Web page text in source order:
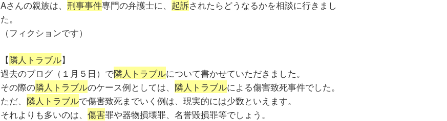
Aさんの親族は、 刑事事件専門の弁護士に、 起訴されたらどうなるかを相談に行きまし
た。
（フィクションです）
【隣人トラブル】
過去のブログ（１月５日）で隣人トラブルについて書かせていただきました。
その際の隣人トラブルのケース例としては、 隣人トラブルによる傷害致死事件でした。
ただ、 隣人トラブルで傷害致死までいく例は、現実的には少数といえます。
それよりも多いのは、 傷害罪や器物損壊罪、名誉毀損罪等でしょう。